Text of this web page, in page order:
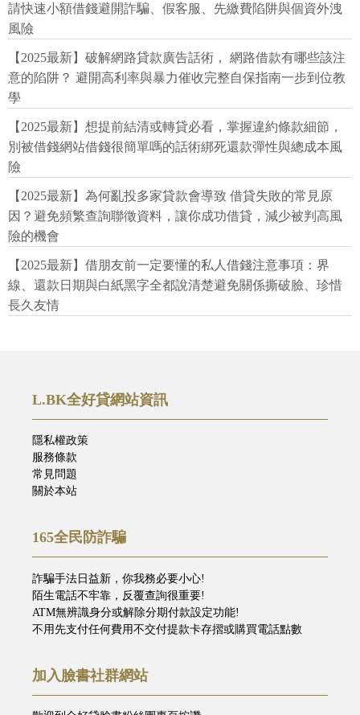
請快速小額借錢避開詐騙、假客服、先繳費陷阱與個資外洩
風險
【2025最新】破解網路貸款廣告話術， 網路借款有哪些該注
意的陷阱？ 避開高利率與暴力催收完整自保指南一步到位教
學
【2025最新】想提前結清或轉貸必看，掌握違約條款細節，
別被借錢網站借錢很簡單嗎的話術綁死還款彈性與總成本風
險
【2025最新】為何亂投多家貸款會導致 借貸失敗的常見原
因？避免頻繁查詢聯徵資料，讓你成功借貸，減少被判高風
險的機會
【2025最新】借朋友前一定要懂的私人借錢注意事項：界
線、還款日期與白紙黑字全都說清楚避免關係撕破臉、珍惜
長久友情
L.BK全好貸網站資訊
隱私權政策
服務條款
常見問題
關於本站
165全民防詐騙
詐騙手法日益新，你我務必要小心!
陌生電話不牢靠，反覆查詢很重要!
ATM無辨識身分或解除分期付款設定功能!
不用先支付任何費用不交付提款卡存摺或購買電話點數
加入臉書社群網站